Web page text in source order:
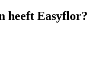
heeft Easyflor?